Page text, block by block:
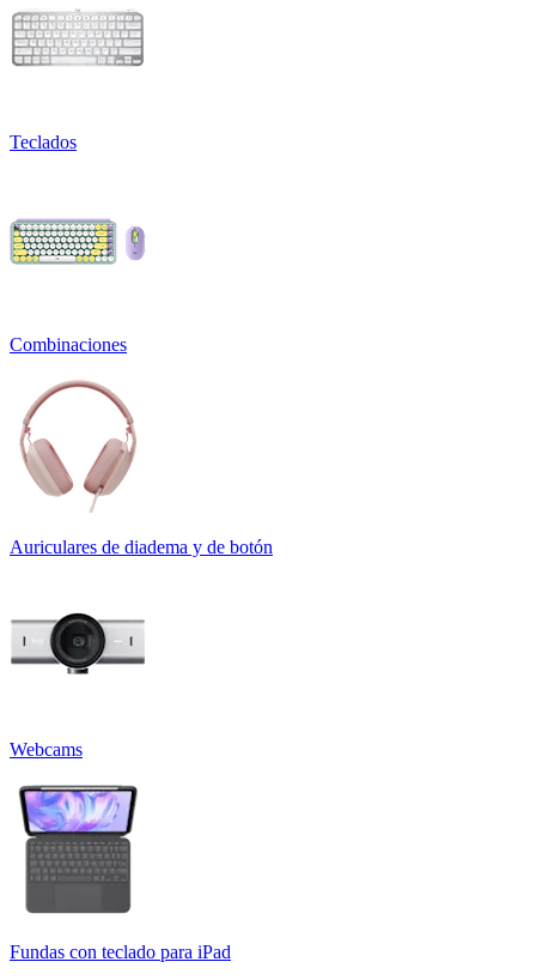
Teclados
Combinaciones
Auriculares de diadema y de botón
Webcams
Fundas con teclado para iPad